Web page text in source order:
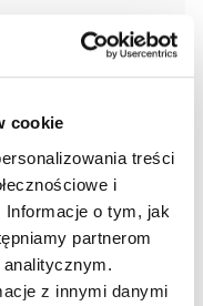
cookie
treści
i
o tym, jak
partnerom
z innymi danymi
czyść
kolistymi